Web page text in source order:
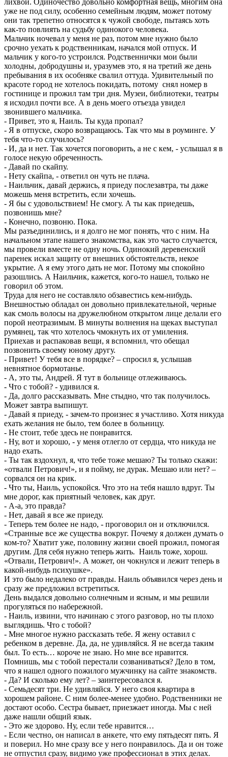
уже не под силу, особенно семейным людям, может потому
они так трепетно относятся к чужой свободе, пытаясь хоть
как-то повлиять на судьбу одинокого человека.
Мальчик ночевал у меня не раз, потом мне нужно было
срочно уехать к родственникам, начался мой отпуск. И
мальчик у кого-то устроился. Родственнички мои были
холодны, добродушны и, уразумев это, я на третий же день
пребывания в их особняке свалил оттуда. Удивительный по
красоте город не хотелось покидать, потому снял номер в
гостинице и прожил там три дня. Музеи, библиотеки, театры
я исходил почти все. А в день моего отъезда увидел
звонившего мальчика.
- Привет, это я, Наиль. Ты куда пропал?
- Я в отпуске, скоро возвращаюсь. Так что мы в роуминге. У
тебя что-то случилось?
- И, да и нет. Так хочется поговорить, а не с кем, - услышал я в
голосе некую обреченность.
- Давай по скайпу.
- Нету скайпа, - ответил он чуть не плача.
- Наильчик, давай держись, я приеду послезавтра, ты даже
можешь меня встретить, если хочешь.
- Я бы с удовольствием! Не смогу. А ты как приедешь,
позвонишь мне?
- Конечно, позвоню. Пока.
Мы разъединились, и я долго не мог понять, что с ним. На
начальном этапе нашего знакомства, как это часто случается,
мы провели вместе не одну ночь. Одинокий деревенский
паренек искал защиту от внешних обстоятельств, некое
укрытие. А я ему этого дать не мог. Потому мы спокойно
разошлись. А Наильчик, кажется, кого-то нашел, только не
говорил об этом.
Труда для него не составляло обзавестись кем-нибудь.
Внешностью обладал он довольно привлекательной, черные
как смоль волосы на дружелюбном открытом лице делали его
порой неотразимым. В минуты волнения на щеках выступал
румянец, так что хотелось чмокнуть их от умиления.
Приехав и распаковав вещи, я вспомнил, что обещал
позвонить своему юному другу.
- Привет! У тебя все в порядке? – спросил я, услышав
невнятное бормотанье.
- А, это ты, Андрей. Я тут в больнице отлеживаюсь.
- Что с тобой? - удивился я.
- Да, долго рассказывать. Мне стыдно, что так получилось.
Может завтра выпишут.
- Давай я приеду, - зачем-то произнес я участливо. Хотя никуда
ехать желания не было, тем более в больницу.
- Не стоит, тебе здесь не понравится.
- Ну, вот и хорошо, - у меня отлегло от сердца, что никуда не
надо ехать.
- Ты так вздохнул, я, что тебе тоже мешаю? Ты только скажи:
«отвали Петрович!», и я пойму, не дурак. Мешаю или нет? –
сорвался он на крик.
- Что ты, Наиль, успокойся. Что это на тебя нашло вдруг. Ты
мне дорог, как приятный человек, как друг.
- А-а, это правда?
- Нет, давай я все же приеду.
- Теперь тем более не надо, - проговорил он и отключился.
«Странные все же существа вокруг. Почему я должен думать о
ком-то? Хватит уже, половину жизни своей прожил, помогая
другим. Для себя нужно теперь жить. Наиль тоже, хорош.
«Отвали, Петрович!». А может, он чокнулся и лежит теперь в
какой-нибудь психушке».
И это было недалеко от правды. Наиль объявился через день и
сразу же предложил встретиться.
День выдался довольно солнечным и ясным, и мы решили
прогуляться по набережной.
- Наиль, извини, что начинаю с этого разговор, но ты плохо
выглядишь. Что с тобой?
- Мне многое нужно рассказать тебе. Я жену оставил с
ребенком в деревне. Да, да, не удивляйся. Я не всегда таким
был. То есть… короче не знаю. Но мне все нравится.
Помнишь, мы с тобой перестали созваниваться? Дело в том,
что я нашел одного пожилого мужчинку на сайте знакомств.
- Да? И сколько ему лет? – заинтересовался я.
- Семьдесят три. Не удивляйся. У него своя квартира в
хорошем районе. С ним более-менее удобно. Родственники не
достают особо. Сестра бывает, приезжает иногда. Мы с ней
даже нашли общий язык.
- Это же здорово. Ну, если тебе нравится…
- Если честно, он написал в анкете, что ему пятьдесят пять. Я
и поверил. Но мне сразу все у него понравилось. Да и он тоже
не отпустил сразу, видимо уже профессионал в этих делах.